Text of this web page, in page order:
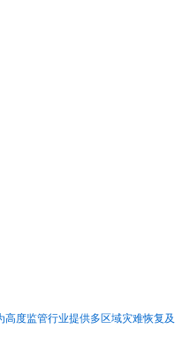
度监管行业提供多区域灾难恢复及